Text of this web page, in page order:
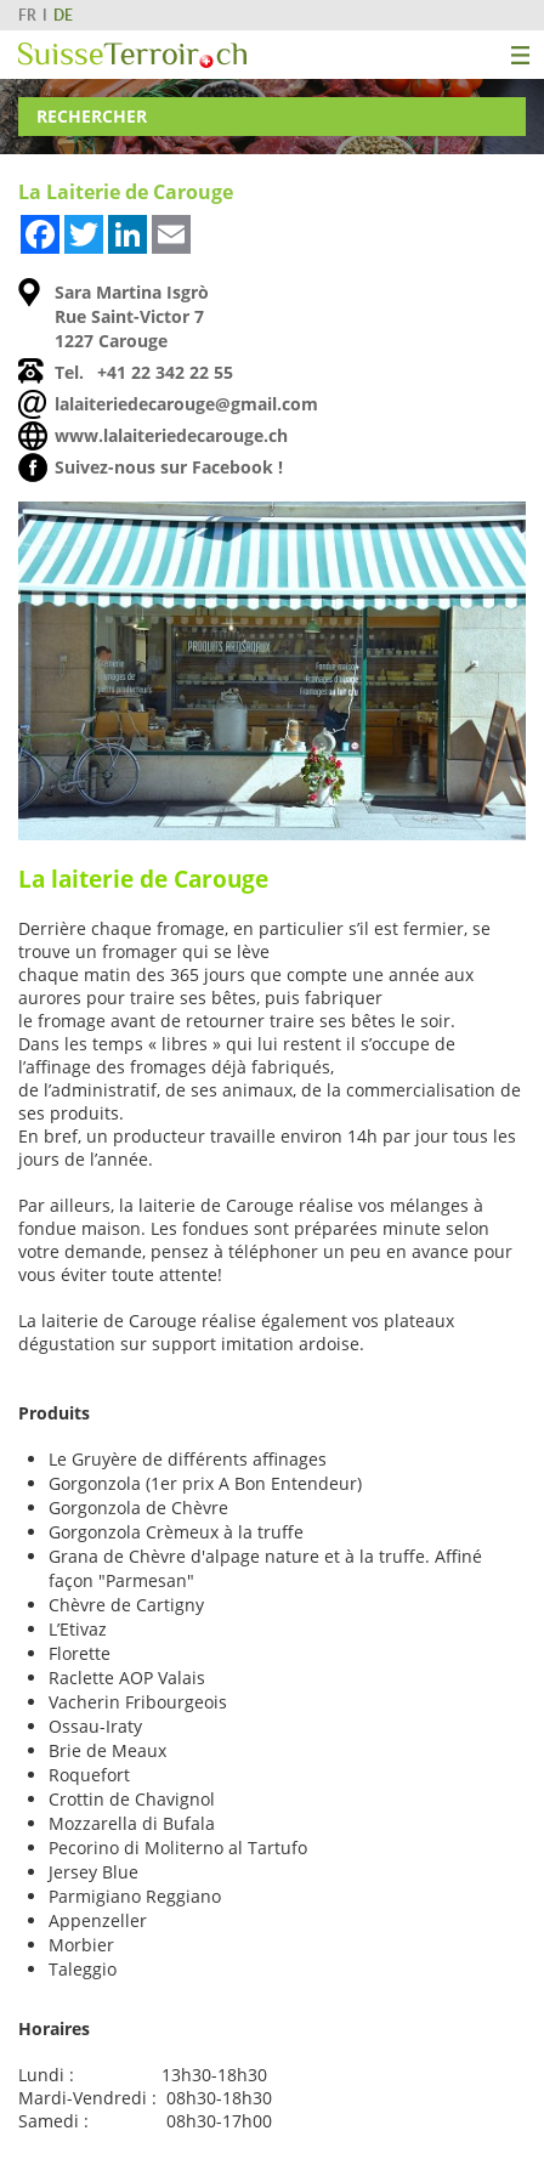
FR DE
RECHERCHER
La Laiterie de Carouge
FacebookTwitterLinkedIn
Sara Martina Isgrò
Rue Saint-Victor 7
1227 Carouge
Tel.
+41 22 342 22 55
lalaiteriedecarouge@gmail.com
www.lalaiteriedecarouge.ch
Suivez-nous sur Facebook !
La laiterie de Carouge
Derrière chaque fromage, en particulier s’il est fermier, se
trouve un fromager qui se lève
chaque matin des 365 jours que compte une année aux
aurores pour traire ses bêtes, puis fabriquer
le fromage avant de retourner traire ses bêtes le soir.
Dans les temps « libres » qui lui restent il s’occupe de
l’affinage des fromages déjà fabriqués,
de l’administratif, de ses animaux, de la commercialisation de
ses produits.
En bref, un producteur travaille environ 14h par jour tous les
jours de l’année.
Par ailleurs, la laiterie de Carouge réalise vos mélanges à
fondue maison. Les fondues sont préparées minute selon
votre demande, pensez à téléphoner un peu en avance pour
vous éviter toute attente!
La laiterie de Carouge réalise également vos plateaux
dégustation sur support imitation ardoise.
Produits
Le Gruyère de différents affinages
Gorgonzola (1er prix A Bon Entendeur)
Gorgonzola de Chèvre
Gorgonzola Crèmeux à la truffe
Grana de Chèvre d'alpage nature et à la truffe. Affiné
façon "Parmesan"
Chèvre de Cartigny
L’Etivaz
Florette
Raclette AOP Valais
Vacherin Fribourgeois
Ossau-Iraty
Brie de Meaux
Roquefort
Crottin de Chavignol
Mozzarella di Bufala
Pecorino di Moliterno al Tartufo
Jersey Blue
Parmigiano Reggiano
Appenzeller
Morbier
Taleggio
Horaires
Lundi : 13h30-18h30
Mardi-Vendredi : 08h30-18h30
Samedi : 08h30-17h00